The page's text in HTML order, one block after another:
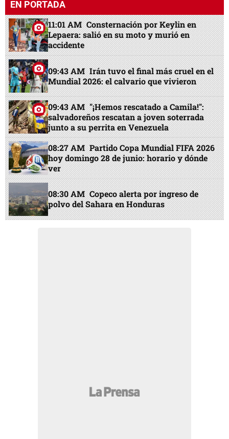
EN PORTADA
11:01 AM Consternación por Keylin en
Lepaera: salió en su moto y murió en
accidente
09:43 AM Irán tuvo el final más cruel en el
Mundial 2026: el calvario que vivieron
09:43 AM "¡Hemos rescatado a Camila!":
salvadoreños rescatan a joven soterrada
junto a su perrita en Venezuela
08:27 AM Partido Copa Mundial FIFA 2026
hoy domingo 28 de junio: horario y dónde
ver
08:30 AM Copeco alerta por ingreso de
polvo del Sahara en Honduras